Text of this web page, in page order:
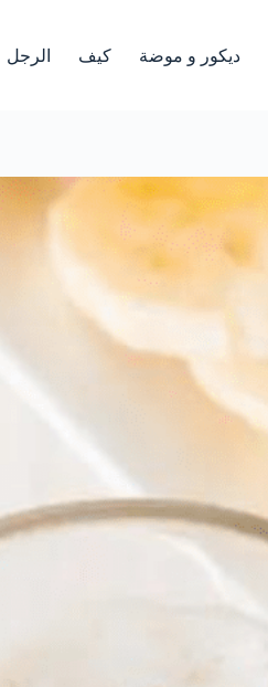
ديكور و موضة كيف الرجل